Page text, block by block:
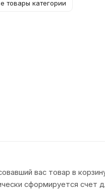
товары категории
вас товар в
сформируется счет